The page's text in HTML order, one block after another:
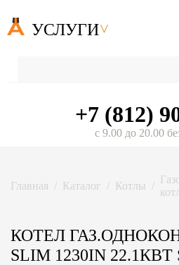
УСЛУГИ
+7 (812)
с 9.00 до 20.00
Главная Каталог Котлы
КОТЕЛ
SLIM 1230IN 22.1КВТ